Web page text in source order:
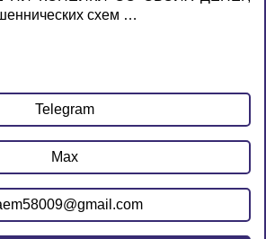
схем …
Telegram
Max